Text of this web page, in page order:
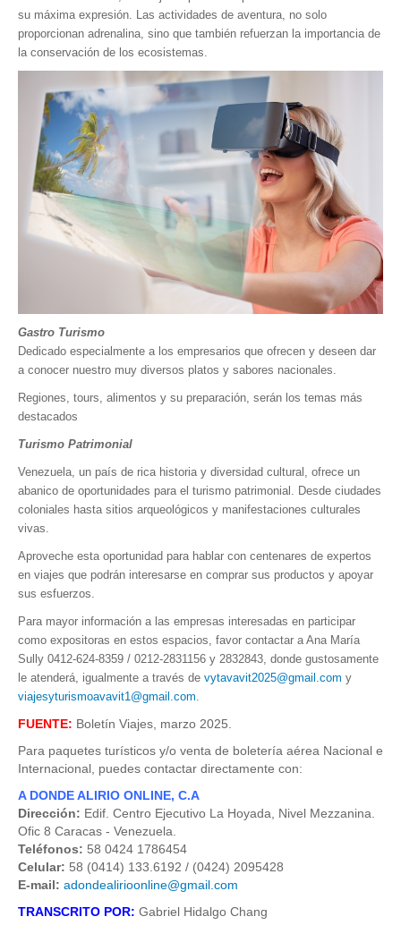
su máxima expresión. Las actividades de aventura, no solo
proporcionan adrenalina, sino que también refuerzan la importancia de
la conservación de los ecosistemas.
Gastro Turismo
Dedicado especialmente a los empresarios que ofrecen y deseen dar
a conocer nuestro muy diversos platos y sabores nacionales.
Regiones, tours, alimentos y su preparación, serán los temas más
destacados
Turismo Patrimonial
Venezuela, un país de rica historia y diversidad cultural, ofrece un
abanico de oportunidades para el turismo patrimonial. Desde ciudades
coloniales hasta sitios arqueológicos y manifestaciones culturales
vivas.
Aproveche esta oportunidad para hablar con centenares de expertos
en viajes que podrán interesarse en comprar sus productos y apoyar
sus esfuerzos.
Para mayor información a las empresas interesadas en participar
como expositoras en estos espacios, favor contactar a Ana María
Sully 0412-624-8359 / 0212-2831156 y 2832843, donde gustosamente
le atenderá, igualmente a través de vytavavit2025@gmail.com y
viajesyturismoavavit1@gmail.com
FUENTE: Boletín Viajes, marzo 2025.
Para paquetes turísticos y/o venta de boletería aérea Nacional e
Internacional, puedes contactar directamente con:
A DONDE ALIRIO ONLINE, C.A
Dirección: Edif. Centro Ejecutivo La Hoyada, Nivel Mezzanina.
Ofic 8 Caracas - Venezuela.
Teléfonos: 58 0424 1786454
Celular: 58 (0414) 133.6192 / (0424) 2095428
E-mail: adondealirioonline@gmail.com
TRANSCRITO POR: Gabriel Hidalgo Chang